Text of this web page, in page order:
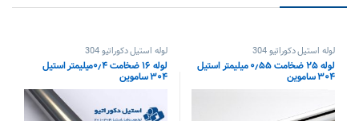
لوله استیل دکوراتیو 304
لوله ۲۵ ضخامت ۰٫۵۵ میلیمتر استیل
۳۰۴ ساموین
لوله استیل دکوراتیو 304
لوله ۱۶ ضخامت ۰٫۴میلیمتر استیل
۳۰۴ ساموین